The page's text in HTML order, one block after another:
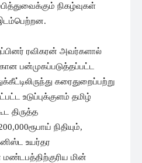
நிகழ்வுகள்
ரவிகரன் அவர்களால்
பன்முகப்படுத்தப்பட்ட
கரைதுறைப்பற்று
உடுப்புக்குளம் தமிழ்
திருத்த
நிதியும்,
உயர்தர
மண்டபத்திற்குரிய மின்